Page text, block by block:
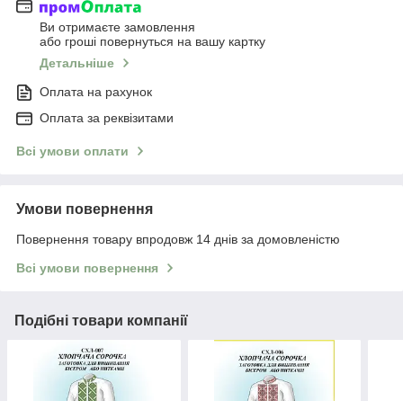
Ви отримаєте замовлення
або гроші повернуться на вашу картку
Детальніше
Оплата на рахунок
Оплата за реквізитами
Всі умови оплати
Умови повернення
Повернення товару впродовж 14 днів за домовленістю
Всі умови повернення
Подібні товари компанії